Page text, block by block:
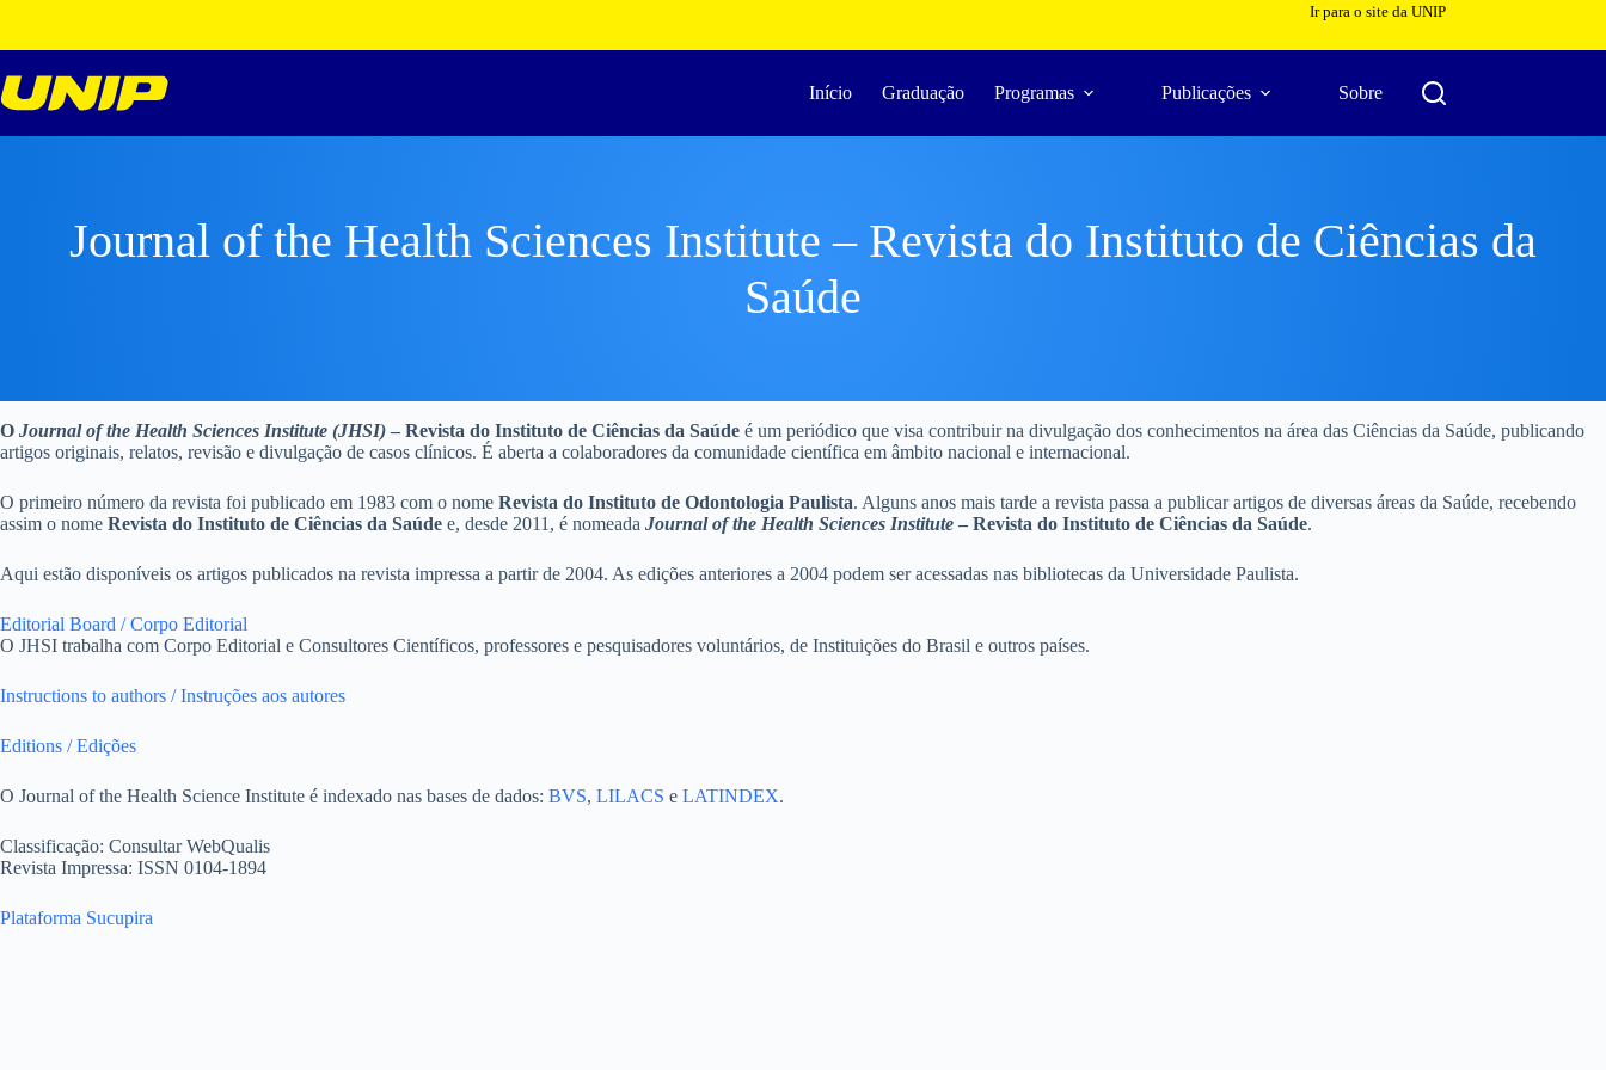
o
conteúdo
Ir para o site da UNIP
Início Graduação Programas Publicações Sobre
Journal of the Health Sciences Institute – Revista do Instituto de Ciências da
Saúde
O Journal of the Health Sciences Institute (JHSI) – Revista do Instituto de Ciências da Saúde é um periódico que visa contribuir na divulgação dos conhecimentos na área das Ciências da Saúde, publicando
artigos originais, relatos, revisão e divulgação de casos clínicos. É aberta a colaboradores da comunidade científica em âmbito nacional e internacional.
O primeiro número da revista foi publicado em 1983 com o nome Revista do Instituto de Odontologia Paulista. Alguns anos mais tarde a revista passa a publicar artigos de diversas áreas da Saúde, recebendo
assim o nome Revista do Instituto de Ciências da Saúde e, desde 2011, é nomeada Journal of the Health Sciences Institute – Revista do Instituto de Ciências da Saúde.
Aqui estão disponíveis os artigos publicados na revista impressa a partir de 2004. As edições anteriores a 2004 podem ser acessadas nas bibliotecas da Universidade Paulista.
Editorial Board / Corpo Editorial
O JHSI trabalha com Corpo Editorial e Consultores Científicos, professores e pesquisadores voluntários, de Instituições do Brasil e outros países.
Instructions to authors / Instruções aos autores
Editions / Edições
O Journal of the Health Science Institute é indexado nas bases de dados: BVS, LILACS e LATINDEX.
Classificação: Consultar WebQualis
Revista Impressa: ISSN 0104-1894
Plataforma Sucupira